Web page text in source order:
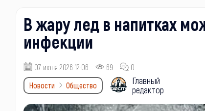
В жару лед в напитках
инфекции
07 июня 2026 12:06 69
0
Новости
Общество
Главный
редактор